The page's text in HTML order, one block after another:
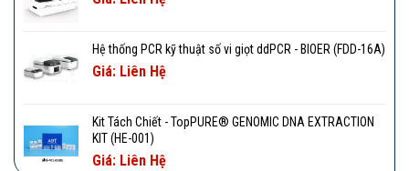
Hệ thống PCR kỹ thuật số vi giọt ddPCR - BIOER (FDD-16A)
Giá: Liên Hệ
Kit Tách Chiết - TopPURE® GENOMIC DNA EXTRACTION
KIT (HE-001)
Giá: Liên Hệ